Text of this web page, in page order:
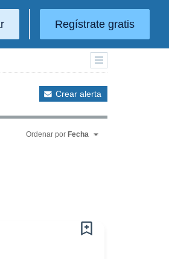
Regístrate gratis
Crear alerta
Ordenar por Fecha